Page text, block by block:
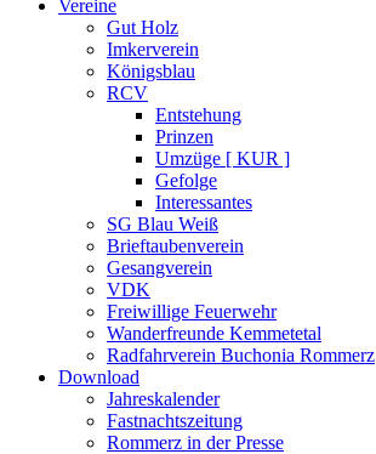
Vereine
Gut Holz
Imkerverein
Königsblau
RCV
Entstehung
Prinzen
Umzüge [ KUR ]
Gefolge
Interessantes
SG Blau Weiß
Brieftaubenverein
Gesangverein
VDK
Freiwillige Feuerwehr
Wanderfreunde Kemmetetal
Radfahrverein Buchonia Rommerz
Download
Jahreskalender
Fastnachtszeitung
Rommerz in der Presse